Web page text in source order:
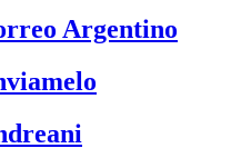
Argentino